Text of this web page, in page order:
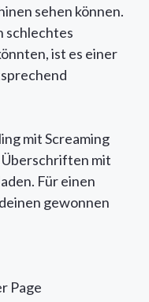
sehen können.
schlechtes
ist es einer
mit Screaming
Überschriften mit
Für einen
gewonnen
Page